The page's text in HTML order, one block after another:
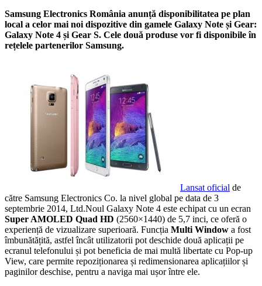
Samsung Electronics România anunță disponibilitatea pe plan
local a celor mai noi dispozitive din gamele Galaxy Note și Gear:
Galaxy Note 4 și Gear S. Cele două produse vor fi disponibile în
rețelele partenerilor Samsung.
Lansat oficial de
către Samsung Electronics Co. la nivel global pe data de 3
septembrie 2014, Ltd.Noul Galaxy Note 4 este echipat cu un ecran
Super AMOLED Quad HD (2560×1440) de 5,7 inci, ce oferă o
experiență de vizualizare superioară. Funcția Multi Window a fost
îmbunătățită, astfel încât utilizatorii pot deschide două aplicații pe
ecranul telefonului și pot beneficia de mai multă libertate cu Pop-up
View, care permite repoziționarea și redimensionarea aplicațiilor și
paginilor deschise, pentru a naviga mai ușor între ele.